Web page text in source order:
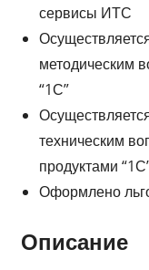
сервисы ИТС
методическим
“1С”
техническим
продуктами
Оформлено
Описание